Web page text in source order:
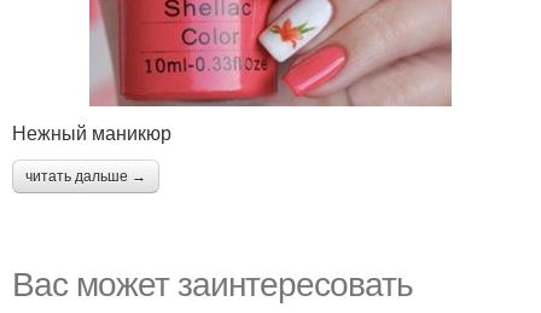
Нежный маникюр
читать дальше →
Вас может заинтересовать